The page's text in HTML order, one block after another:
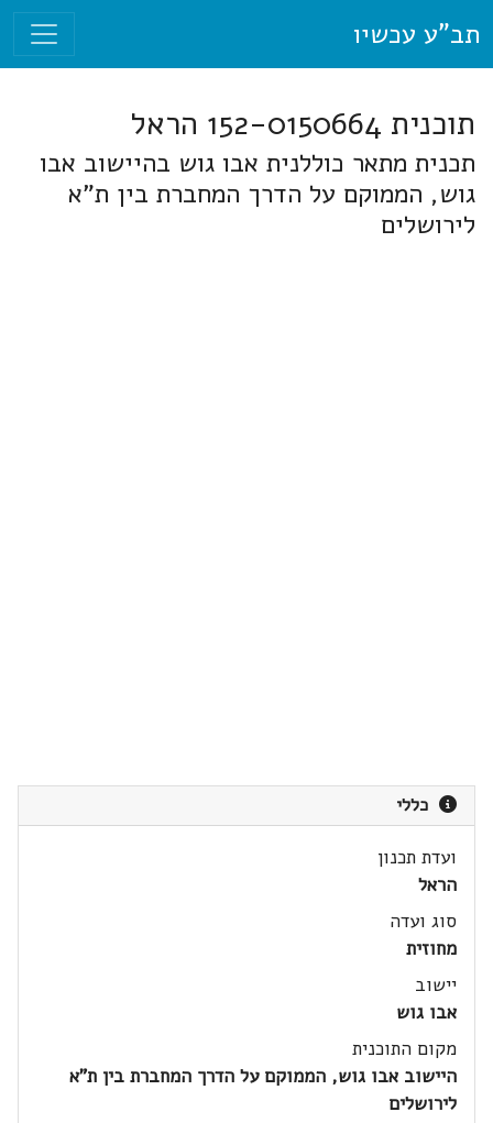
תב"ע עכשיו
תוכנית 152-0150664 הראל
תכנית מתאר כוללנית אבו גוש בהיישוב אבו
גוש, הממוקם על הדרך המחברת בין ת"א
לירושלים
כללי
ועדת תכנון
הראל
סוג ועדה
מחוזית
יישוב
אבו גוש
מקום התוכנית
היישוב אבו גוש, הממוקם על הדרך המחברת בין ת"א
לירושלים